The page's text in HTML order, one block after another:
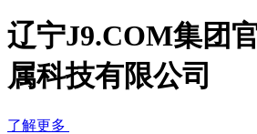
辽宁J9.COM集团
属科技有限公司
了解更多